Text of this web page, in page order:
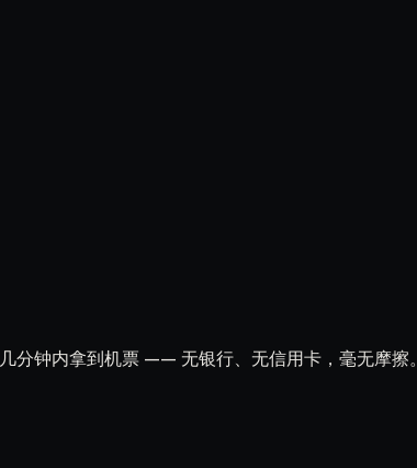
分钟内拿到机票 —— 无银行、无信用卡，毫无摩擦。